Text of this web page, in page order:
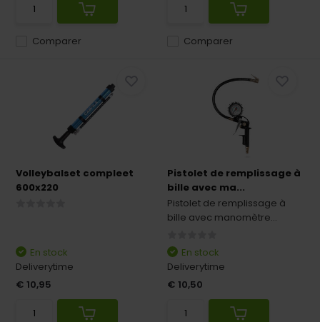
Comparer Comparer
Volleybalset compleet
600x220
En stock
Deliverytime
€ 10,95
Pistolet de remplissage à
bille avec ma...
Pistolet de remplissage à
bille avec manomètre...
En stock
Deliverytime
€ 10,50